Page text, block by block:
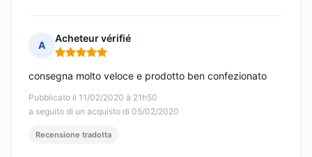
A
Acheteur vérifié
Nota: 5 su 5
Pubblicato il 11/02/2020 à 21h50
a seguito di un acquisto di 05/02/2020
consegna molto veloce e prodotto ben confezionato
Recensione tradotta